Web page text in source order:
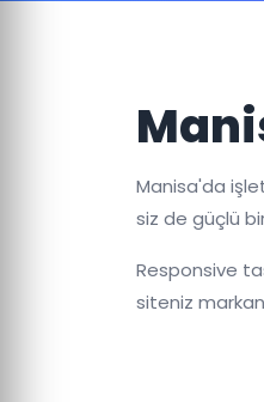
Manisa'da
siz de güçlü
Responsive
siteniz